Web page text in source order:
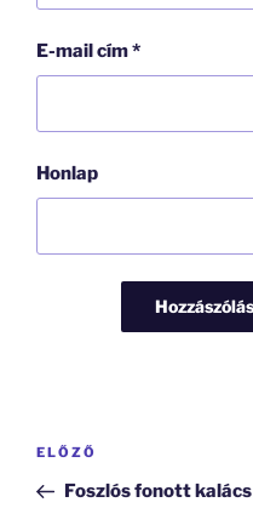
E-mail cím*
Honlap
Bejegyzés
Korábbi
bejegyzés
ELŐZŐ
Foszlós fonott kalács